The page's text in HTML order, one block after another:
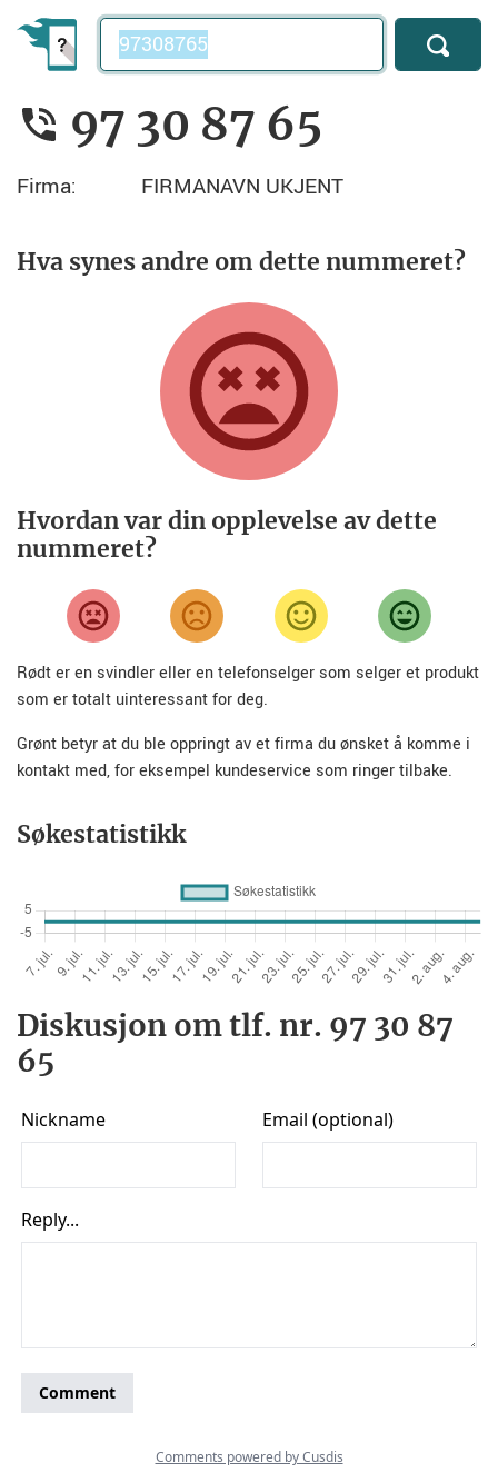
Telefonnummer
97 30 87 65
Firma: FIRMANAVN UKJENT
Hva synes andre om dette nummeret?
Hvordan var din opplevelse av dette
nummeret?
Rødt er en svindler eller en telefonselger som selger et produkt
som er totalt uinteressant for deg.
Grønt betyr at du ble oppringt av et firma du ønsket å komme i
kontakt med, for eksempel kundeservice som ringer tilbake.
Søkestatistikk
Diskusjon om tlf. nr. 97 30 87
65